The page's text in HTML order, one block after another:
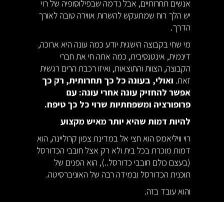
אנשים תחרותיים, אבל נדמה שבפילוסופיה של רוי
יש הלך רוח שמתעקש להשרות אווירה טובה לאורך
הדרך.
מי שחי בקבוצה הישגית יודע כמה עונה היא ארוכה,
דינמית, אינטנסיבית, כמה אתה חי את חברי
הקבוצה, הצוות והתוצאות, ואיזו רכבת הרים רגשית
זאת. ואולי, בעונה כל כך תחרותית, רק כך
אפשר להחזיק עונה אחרי עונה: עם
פרופורציה ומשפחתיות שרוי כל כך טיפח.
להיות דמות שהיא יותר מאיש מקצוע
רוי וויליאמס הוא חצי אל במדינת צפון קרוליינה, הוא
דמות מוכרת בכל בית ולא רק אצל חובבי הכדורסל
(בעצם כולם חובבי כדורסל..), הוא הפנים של
תוכנית הכדורסל ובמידה רבה של האוניברסיטה.
והוא עובד בזה.